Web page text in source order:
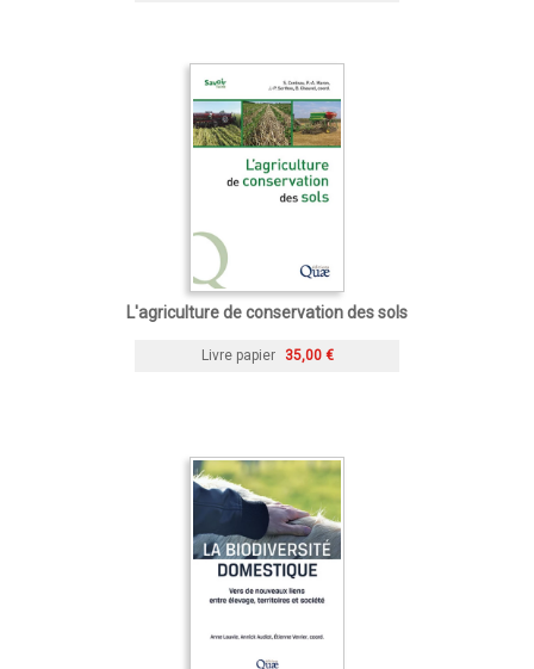
L'agriculture de conservation des sols
Livre papier 35,00 €